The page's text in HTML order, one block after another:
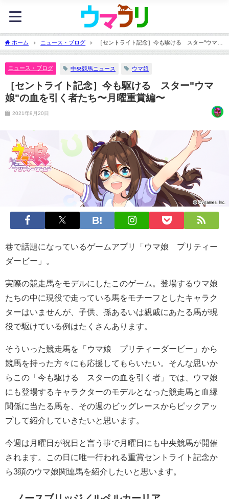
ホーム ニュース・ブログ
［セントライト記念］今も駆ける スター"ウマ
娘"の血を引く者たち〜月曜重賞編〜
ニュース・ブログ 中央競馬ニュース ウマ娘
［セントライト記念］今も駆ける スター"ウマ
娘"の血を引く者たち〜月曜重賞編〜
2021年9月20日
巷で話題になっているゲームアプリ「ウマ娘 プリティー
ダービー」。
実際の競走馬をモデルにしたこのゲーム。登場するウマ娘
たちの中に現役で走っている馬をモチーフとしたキャラク
ターはいませんが、子供、孫あるいは親戚にあたる馬が現
役で駆けている例はたくさんあります。
そういった競走馬を「ウマ娘 プリティーダービー」から
競馬を持った方々にも応援してもらいたい。そんな思いか
らこの「今も駆ける スターの血を引く者」では、ウマ娘
にも登場するキャラクターのモデルとなった競走馬と血縁
関係に当たる馬を、その週のビッグレースからピックアッ
プして紹介していきたいと思います。
今週は月曜日が祝日と言う事で月曜日にも中央競馬が開催
されます。この日に唯一行われる重賞セントライト記念か
ら3頭のウマ娘関連馬を紹介したいと思います。